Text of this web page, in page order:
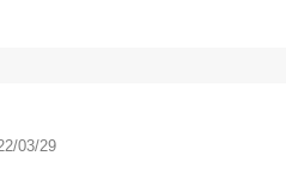
03/29